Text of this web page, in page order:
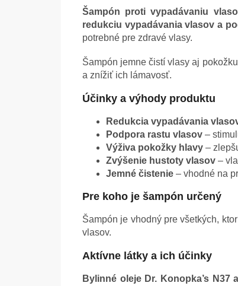
Šampón proti vypadávaniu
redukciu vypadávania vlasov a
potrebné pre zdravé vlasy.
Šampón jemne čistí vlasy aj
a znížiť ich lámavosť.
Účinky a výhody produktu
Redukcia vypadávania
Podpora rastu vlasov –
Výživa pokožky hlavy –
Zvýšenie hustoty vlasov –
Jemné čistenie – vhodné na
Pre koho je šampón určený
Šampón je vhodný pre všetkých,
vlasov.
Aktívne látky a ich účinky
Bylinné oleje Dr. Konopka’s N37